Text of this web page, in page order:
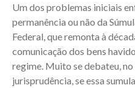
Um dos problemas iniciais
permanência ou não da
Federal, que remonta à
comunicação dos bens
regime. Muito se debateu,
jurisprudência, se essa